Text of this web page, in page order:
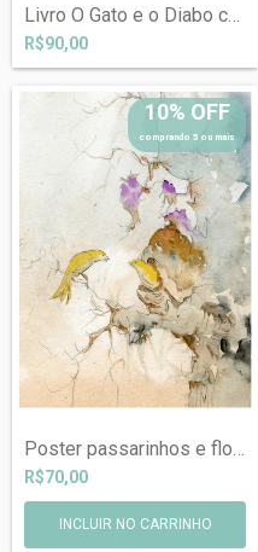
Livro O Gato e o Diabo com dedicatória e...
R$90,00
10% OFF
comprando 5 ou mais
Poster passarinhos e flores
R$70,00